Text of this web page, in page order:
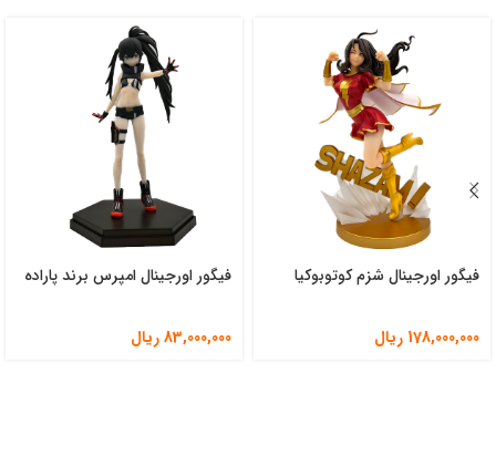
فیگور اورجینال شزم کوتوبوکیا
178,000,000 ریال
فیگور اورجینال امپرس برند پاراده
83,000,000ریال